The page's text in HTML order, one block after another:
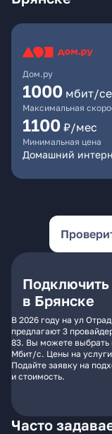
Дом.ру
1000 мбит/
Максимальная
1100 ₽/мес
Минимальная цена
Домашний
Подключить
в Брянске
В 2026 году на ул
предлагают 3
83. Вы можете выбрать
Мбит/с. Цены на
Подайте заявку на
и стоимость.
Часто